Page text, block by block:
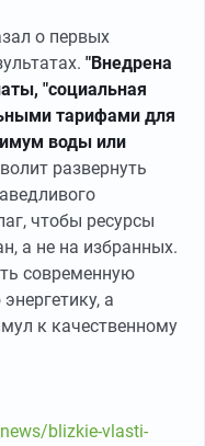
о первых
"Внедрена
"социальная
тарифами для
воды или
развернуть
чтобы ресурсы
а не на избранных.
современную
а
к качественному
blizkie-vlasti-